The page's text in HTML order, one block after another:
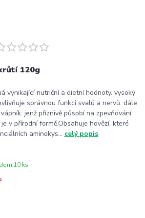
120g
vynikající nutriční a dietní hodnoty. vysoký
správnou funkci svalů a nervů. dále
jenž příznivě působí na zpevňování
v přírodní formě.Obsahuje hovězí. které
aminokys... celý popis
10 ks